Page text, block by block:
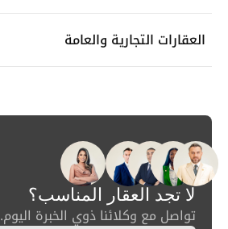
العقارات التجارية والعامة
لا تجد العقار المناسب؟
تواصل مع وكلائنا ذوي الخبرة اليوم.